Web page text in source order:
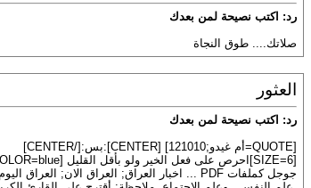
رد: اكتب نصيحة لمن بعدك
صلاتك.... طوق النجاة
العثور
رد: اكتب نصيحة لمن بعدك
[QUOTE=أم غيدو;121010] [CENTER]:بس:[/CENTER]
[SIZE=6]احرص على فعل الخير ولو بأقل القليل [COLOR=blue] ( قليل متصل خير من كثير منقطع )[/COLOR][/SIZE] [/QUOTE]